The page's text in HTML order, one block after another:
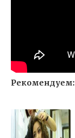
Рекомендуем: